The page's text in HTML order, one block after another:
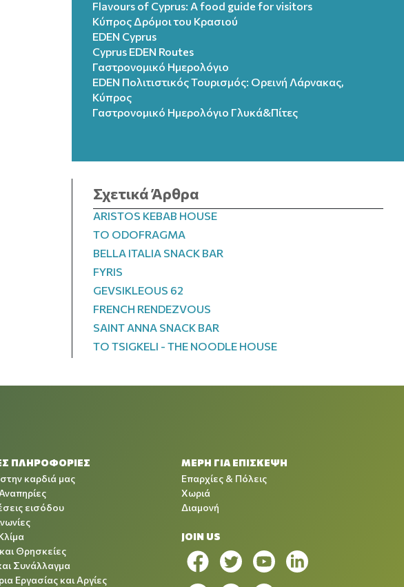
Flavours of Cyprus: A food guide for visitors
Κύπρος Δρόμοι του Κρασιού
EDEN Cyprus
Cyprus EDEN Routes
Γαστρονομικό Ημερολόγιο
EDEN Πολιτιστικός Τουρισμός: Ορεινή Λάρνακας,
Κύπρος
Γαστρονομικό Ημερολόγιo Γλυκά&Πίτες
Σχετικά Άρθρα
ARISTOS KEBAB HOUSE
TO ODOFRAGMA
BELLA ITALIA SNACK BAR
FYRIS
GEVSIKLEOUS 62
FRENCH RENDEZVOUS
SAINT ANNA SNACK BAR
TO TSIGKELI - THE NOODLE HOUSE
ΠΛΗΡΟΦΟΡΊΕΣ
καρδιά μας
εισόδου
Θρησκείες
Συνάλλαγμα
Εργασίας και Αργίες
ΜΕΡΗ ΓΙΑ ΕΠΙΣΚΕΨΗ
Επαρχίες & Πόλεις
Χωριά
Διαμονή
JOIN US